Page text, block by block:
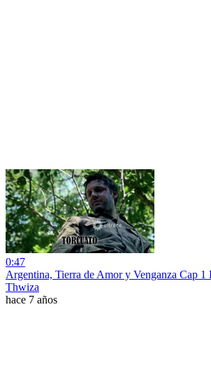
0:47
Argentina, Tierra de Amor y Venganza Cap 1
Thwiza
hace 7 años